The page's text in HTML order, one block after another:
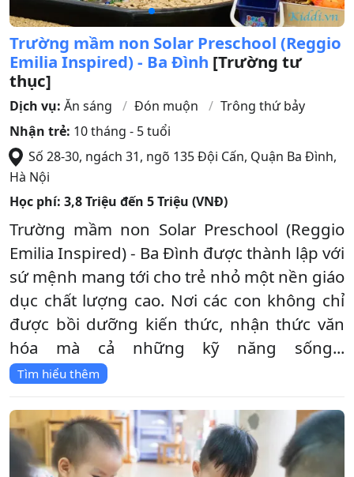
Trường mầm non Solar Preschool (Reggio
Emilia Inspired) - Ba Đình [Trường tư
thục]
Dịch vụ: Ăn sáng Đón muộn
Trông thứ bảy
Nhận trẻ: 10 tháng - 5 tuổi
Số 28-30, ngách 31, ngõ 135 Đội Cấn, Quận Ba Đình,
Hà Nội
Học phí: 3,8 Triệu đến 5 Triệu (VNĐ)
Trường mầm non Solar Preschool (Reggio
Emilia Inspired) - Ba Đình được thành lập với
sứ mệnh mang tới cho trẻ nhỏ một nền giáo
dục chất lượng cao. Nơi các con không chỉ
được bồi dưỡng kiến thức, nhận thức văn
hóa mà cả những kỹ năng sống...
Tìm hiểu thêm